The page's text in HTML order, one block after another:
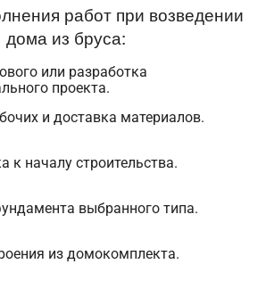
работ при возведении
дома из бруса:
или разработка
проекта.
и доставка материалов.
к началу строительства.
выбранного типа.
из домокомплекта.